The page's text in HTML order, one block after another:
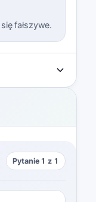
fałszywe.
Pytanie 1 z 1